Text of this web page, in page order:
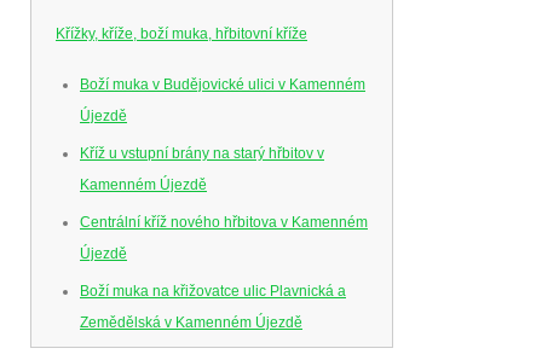
Křížky, kříže, boží muka, hřbitovní kříže
Boží muka v Budějovické ulici v Kamenném
Újezdě
Kříž u vstupní brány na starý hřbitov v
Kamenném Újezdě
Centrální kříž nového hřbitova v Kamenném
Újezdě
Boží muka na křižovatce ulic Plavnická a
Zemědělská v Kamenném Újezdě